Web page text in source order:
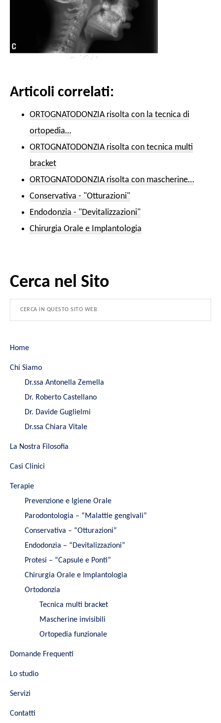
Articoli correlati:
ORTOGNATODONZIA risolta con la tecnica di
ortopedia…
ORTOGNATODONZIA risolta con tecnica multi
bracket
ORTOGNATODONZIA risolta con mascherine…
Conservativa - "Otturazioni"
Endodonzia - "Devitalizzazioni"
Chirurgia Orale e Implantologia
Cerca nel Sito
Home
Chi Siamo
Dr.ssa Antonella Zemella
Dr. Roberto Castellano
Dr. Davide Guglielmi
Dr.ssa Chiara Vitale
La Nostra Filosofia
Casi Clinici
Terapie
Prevenzione e Igiene Orale
Parodontologia – “Malattie gengivali”
Conservativa – “Otturazioni”
Endodonzia – “Devitalizzazioni”
Protesi – “Capsule e Ponti”
Chirurgia Orale e Implantologia
Ortodonzia
Tecnica multi bracket
Mascherine invisibili
Ortopedia funzionale
Domande Frequenti
Lo studio
Servizi
Contatti